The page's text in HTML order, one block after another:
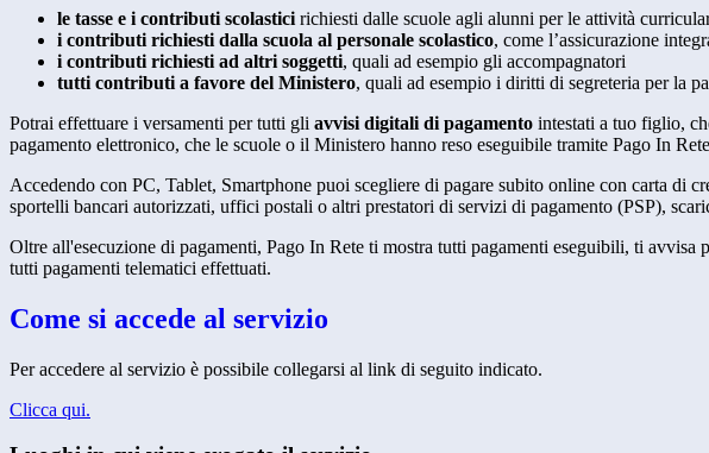
le tasse e i contributi scolastici richiesti dalle scuole agli alunni per le attività
i contributi richiesti dalla scuola al personale scolastico, come l’assicurazione
i contributi richiesti ad altri soggetti, quali ad esempio gli accompagnatori
tutti contributi a favore del Ministero, quali ad esempio i diritti di segreteria per la
Potrai effettuare i versamenti per tutti gli avvisi digitali di pagamento intestati a tuo figlio,
pagamento elettronico, che le scuole o il Ministero hanno reso eseguibile tramite Pago In
Accedendo con PC, Tablet, Smartphone puoi scegliere di pagare subito online con carta di
sportelli bancari autorizzati, uffici postali o altri prestatori di servizi di pagamento (PSP),
Oltre all'esecuzione di pagamenti, Pago In Rete ti mostra tutti pagamenti eseguibili, ti
tutti pagamenti telematici effettuati.
Come si accede al servizio
Per accedere al servizio è possibile collegarsi al link di seguito indicato.
Clicca qui.